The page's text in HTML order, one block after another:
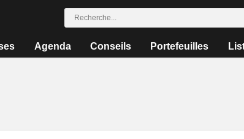
Agenda Conseils Portefeuilles